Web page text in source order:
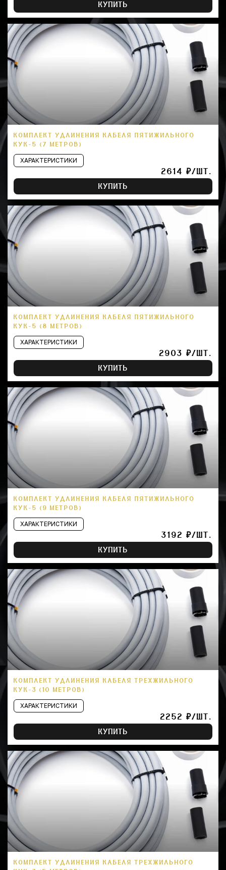
КУПИТЬ
КОМПЛЕКТ УДЛИНЕНИЯ КАБЕЛЯ ПЯТИЖИЛЬНОГО
КУК-5 (7 МЕТРОВ)
ХАРАКТЕРИСТИКИ
2614 ₽/ШТ.
КУПИТЬ
КОМПЛЕКТ УДЛИНЕНИЯ КАБЕЛЯ ПЯТИЖИЛЬНОГО
КУК-5 (8 МЕТРОВ)
ХАРАКТЕРИСТИКИ
2903 ₽/ШТ.
КУПИТЬ
КОМПЛЕКТ УДЛИНЕНИЯ КАБЕЛЯ ПЯТИЖИЛЬНОГО
КУК-5 (9 МЕТРОВ)
ХАРАКТЕРИСТИКИ
3192 ₽/ШТ.
КУПИТЬ
КОМПЛЕКТ УДЛИНЕНИЯ КАБЕЛЯ ТРЕХЖИЛЬНОГО
КУК-3 (10 МЕТРОВ)
ХАРАКТЕРИСТИКИ
2252 ₽/ШТ.
КУПИТЬ
КОМПЛЕКТ УДЛИНЕНИЯ КАБЕЛЯ ТРЕХЖИЛЬНОГО